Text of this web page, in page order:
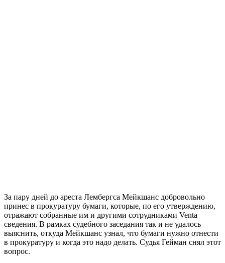
За пару дней до ареста Лембергса Мейкшанс добровольно
принес в прокуратуру бумаги, которые, по его утверждению,
отражают собранные им и другими сотрудниками Venta
сведения. В рамках судебного заседания так и не удалось
выяснить, откуда Мейкшанс узнал, что бумаги нужно отнести
в прокуратуру и когда это надо делать. Судья Гейман снял этот
вопрос.